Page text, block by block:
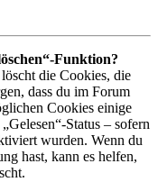
Funktion?
die Cookies, die
dass du im Forum
Cookies einige
Status – sofern
wurden. Wenn du
hast, kann es helfen,